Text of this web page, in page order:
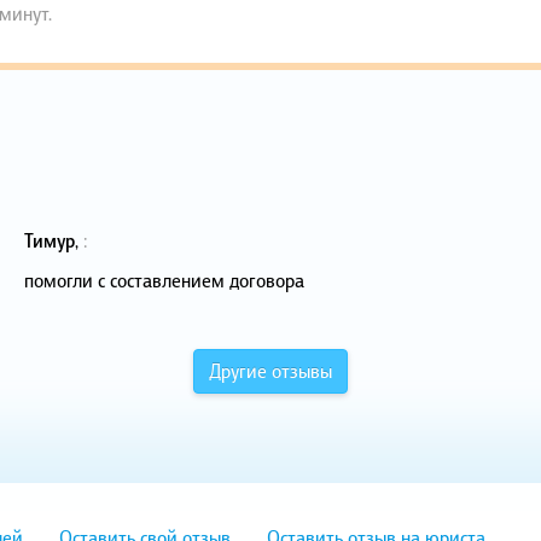
Тимур, :
помогли с составлением договора
Другие отзывы